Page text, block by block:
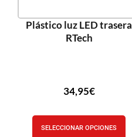
Plástico luz LED trasera
RTech
34,95€
SELECCIONAR OPCIONES